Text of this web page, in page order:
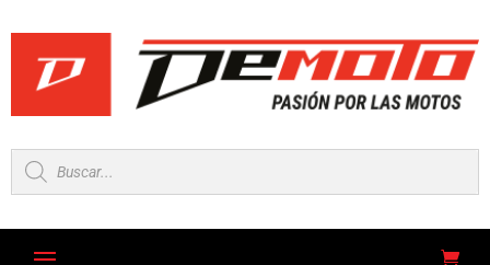
Búsqueda
de
productos